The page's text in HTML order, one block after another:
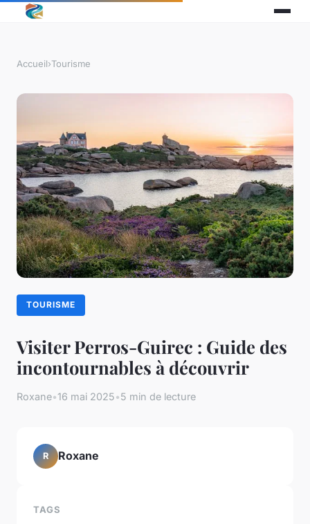
Accueil›Tourisme
TOURISME
Visiter Perros-Guirec : Guide des
incontournables à découvrir
Roxane•16 mai 2025•5 min de lecture
R Roxane
TAGS